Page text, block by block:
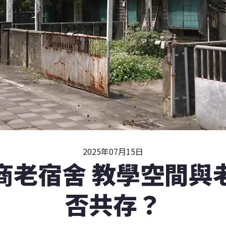
2025年07月15日
老宿舍 教學空間與
否共存？